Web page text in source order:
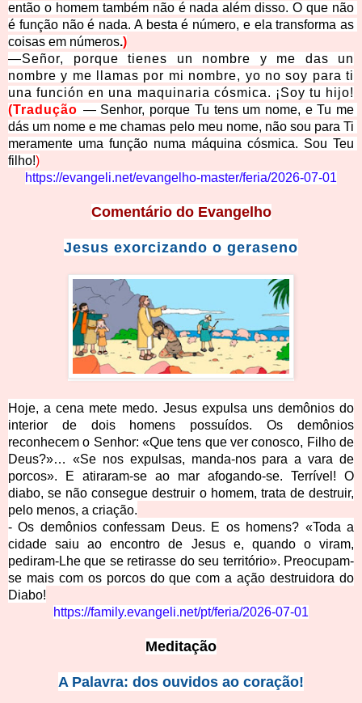
então o homem também não é nada além disso. O que não
é função não é nada. A besta é número, e ela transforma as
coisas em números.)
—Señor, porque tienes un nombre y me das un
nombre y me llamas por mi nombre, yo no soy para ti
una función en una maquinaria cósmica. ¡Soy tu hijo!
(Tradução — Senhor, porque Tu tens um nome, e Tu me
dás um nome e me chamas pelo meu nome, não sou para Ti
meramente uma função numa máquina cósmica. Sou Teu
filho!)
https://evangeli.net/evangelho-master/feria/2026-07-01
Comentáriodo Evangelho
Jesus exorcizando o geraseno
Hoje, a cena mete medo. Jesus expulsa uns demônios do
interior de dois homens possuídos. Os demônios
reconhecem o Senhor: «Que tens que ver conosco, Filho de
Deus?»… «Se nos expulsas, manda-nos para a vara de
porcos». E atiraram-se ao mar afogando-se. Terrível! O
diabo, se não consegue destruir o homem, trata de destruir,
pelo menos, a criação.
- Os demônios confessam Deus. E os homens? «Toda a
cidade saiu ao encontro de Jesus e, quando o viram,
pediram-Lhe que se retirasse do seu território». Preocupam-
se mais com os porcos do que com a ação destruidora do
Diabo!
https://family.evangeli.net/pt/feria/2026-07-01
Meditação
A Palavra: dos ouvidos ao coração!